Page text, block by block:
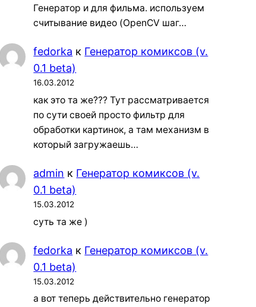
Генератор и для фильма. используем
считывание видео (OpenCV шаг…
fedorka к Генератор комиксов (v.
0.1 beta)
16.03.2012
как это та же??? Тут рассматривается
по сути своей просто фильтр для
обработки картинок, а там механизм в
который загружаешь…
admin к Генератор комиксов (v.
0.1 beta)
15.03.2012
суть та же )
fedorka к Генератор комиксов (v.
0.1 beta)
15.03.2012
а вот теперь действительно генератор